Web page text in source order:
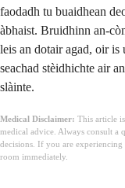
faodadh tu buaidhean
àbhaist. Bruidhinn an-
leis an dotair agad, oir is
seachad stèidhichte air
slàinte.
Medical Disclaimer: This article
medical advice. Always consult a
decisions. If you are experiencing
room immediately.